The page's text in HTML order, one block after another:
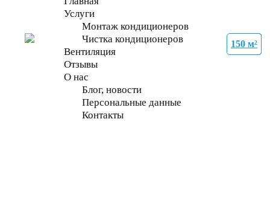
Услуги
Монтаж кондиционеров
Чистка кондиционеров
Вентиляция
Отзывы
О нас
Блог, новости
Персональные данные
Контакты
21 м²
21 м²
27 м²
35 м²
70 м²
70 м²
70 м²
150 м²